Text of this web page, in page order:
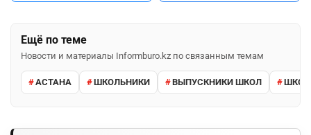
Ещё по теме
Новости и материалы Informburo.kz по связанным темам
АСТАНА ШКОЛЬНИКИ ВЫПУСКНИКИ ШКОЛ